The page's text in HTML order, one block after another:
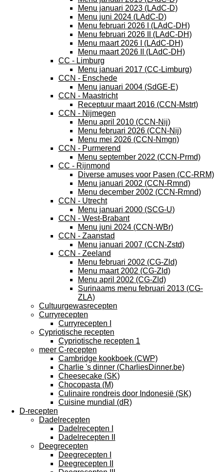
Menu januari 2023 (LAdC-D)
Menu juni 2024 (LAdC-D)
Menu februari 2026 I (LAdC-DH)
Menu februari 2026 II (LAdC-DH)
Menu maart 2026 I (LAdC-DH)
Menu maart 2026 II (LAdC-DH)
CC - Limburg
Menu januari 2017 (CC-Limburg)
CCN - Enschede
Menu januari 2004 (SdGE-E)
CCN - Maastricht
Receptuur maart 2016 (CCN-Mstrt)
CCN - Nijmegen
Menu april 2010 (CCN-Nij)
Menu februari 2026 (CCN-Nij)
Menu mei 2026 (CCN-Nmgn)
CCN - Purmerend
Menu september 2022 (CCN-Prmd)
CC - Rijnmond
Diverse amuses voor Pasen (CC-RRM)
Menu januari 2002 (CCN-Rmnd)
Menu december 2002 (CCN-Rmnd)
CCN - Utrecht
Menu januari 2000 (SCG-U)
CCN - West-Brabant
Menu juni 2024 (CCN-WBr)
CCN - Zaanstad
Menu januari 2007 (CCN-Zstd)
CCN - Zeeland
Menu februari 2002 (CG-Zld)
Menu maart 2002 (CG-Zld)
Menu april 2002 (CG-Zld)
Surinaams menu februari 2013 (CG-
ZLA)
Cultuurgewasrecepten
Curryrecepten
Curryrecepten I
Cypriotische recepten
Cypriotische recepten 1
meer C-recepten
Cambridge kookboek (CWP)
Charlie 's dinner (CharliesDinner.be)
Cheesecake (SK)
Chocopasta (M)
Culinaire rondreis door Indonesië (SK)
Cuisine mundial (dR)
D-recepten
Dadelrecepten
Dadelrecepten I
Dadelrecepten II
Deegrecepten
Deegrecepten I
Deegrecepten II